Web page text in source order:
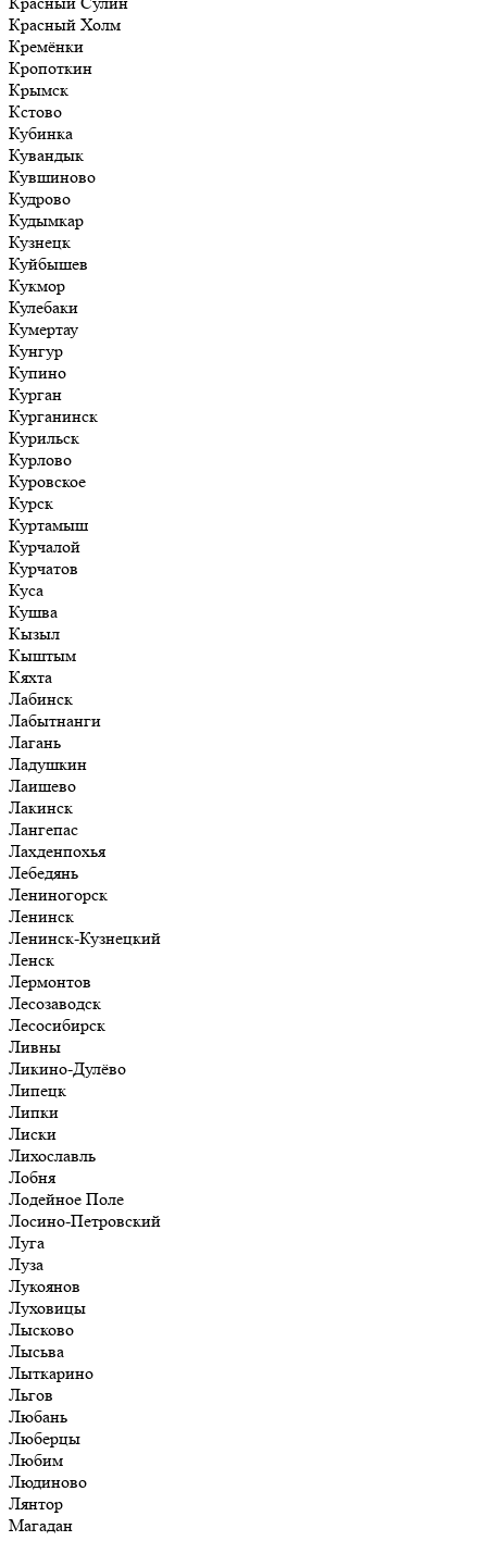
Красный Холм
Кремёнки
Кропоткин
Крымск
Кстово
Кубинка
Кувандык
Кувшиново
Кудрово
Кудымкар
Кузнецк
Куйбышев
Кукмор
Кулебаки
Кумертау
Кунгур
Купино
Курган
Курганинск
Курильск
Курлово
Куровское
Курск
Куртамыш
Курчалой
Курчатов
Куса
Кушва
Кызыл
Кыштым
Кяхта
Лабинск
Лабытнанги
Лагань
Ладушкин
Лаишево
Лакинск
Лангепас
Лахденпохья
Лебедянь
Лениногорск
Ленинск
Ленинск-Кузнецкий
Ленск
Лермонтов
Лесозаводск
Лесосибирск
Ливны
Ликино-Дулёво
Липецк
Липки
Лиски
Лихославль
Лобня
Лодейное Поле
Лосино-Петровский
Луга
Луза
Лукоянов
Луховицы
Лысково
Лысьва
Лыткарино
Льгов
Любань
Люберцы
Любим
Людиново
Лянтор
Магадан